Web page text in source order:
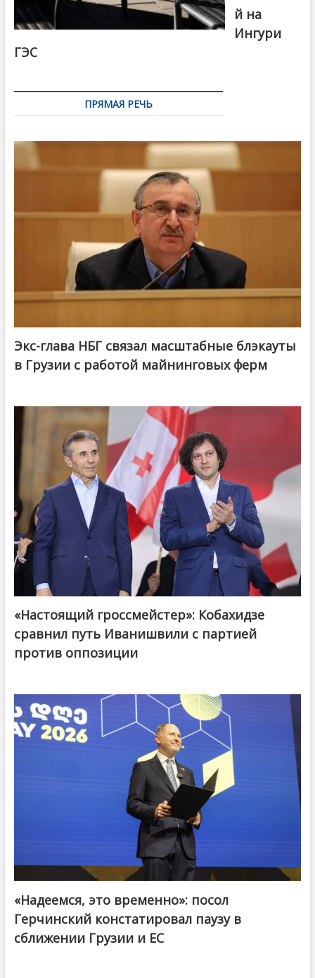
й на
Ингури
ГЭС
ПРЯМАЯ РЕЧЬ
Экс-глава НБГ связал масштабные блэкауты
в Грузии с работой майнинговых ферм
@ქართული ოცნება / Georgian Dream
«Настоящий гроссмейстер»: Кобахидзе
сравнил путь Иванишвили с партией
против оппозиции
«Надеемся, это временно»: посол
Герчинский констатировал паузу в
сближении Грузии и ЕС